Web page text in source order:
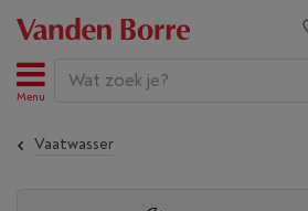
Menu
Vaatwasser